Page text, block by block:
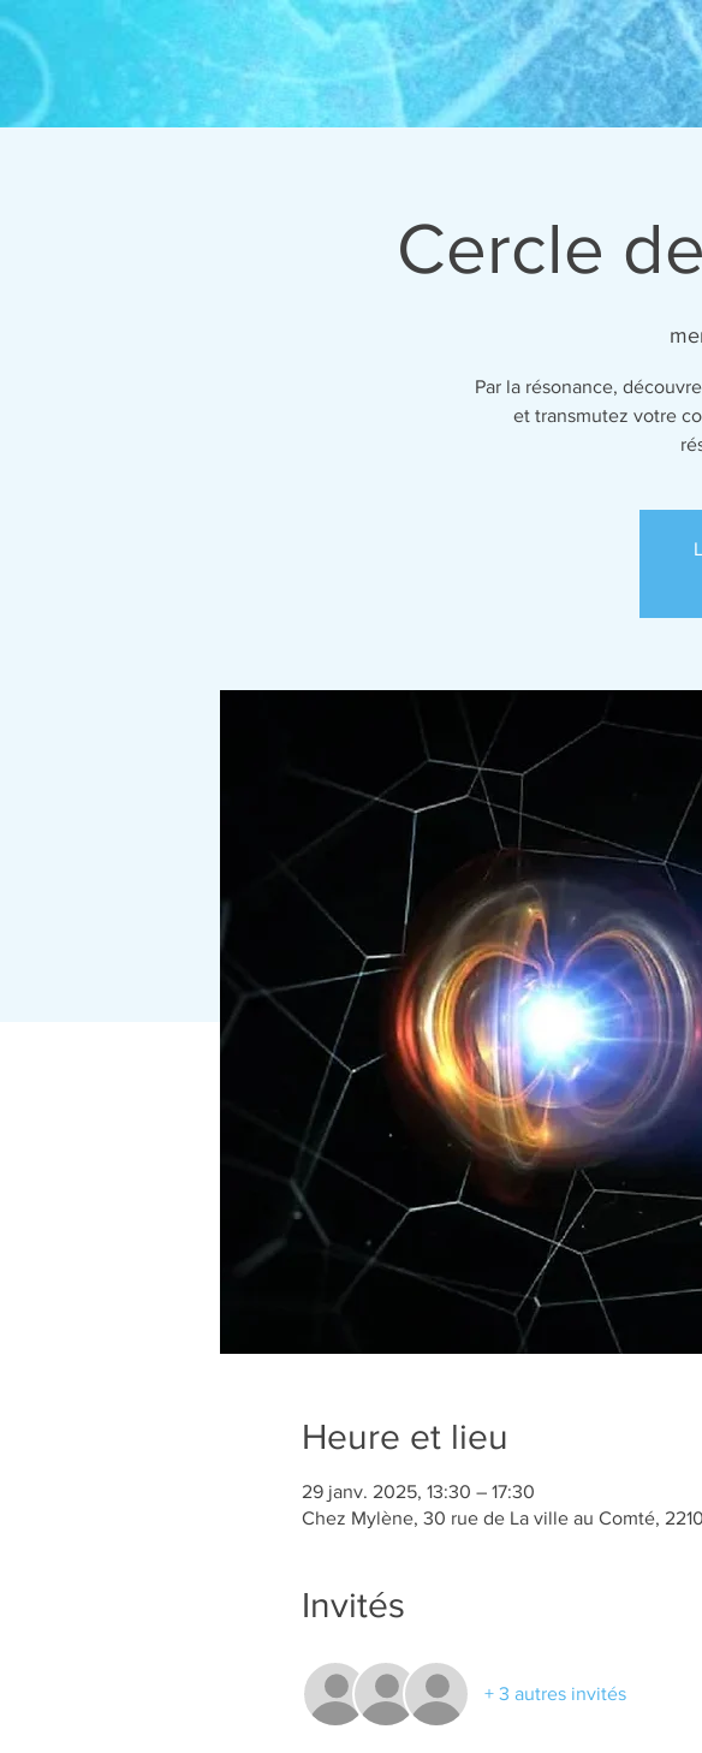
Cercle
Par la résonance,
et transmutez votre
Heure et lieu
29 janv. 2025, 13:30 – 17:30
Chez Mylène, 30 rue de La ville au Comté,
Invités
+ 3 autres invités